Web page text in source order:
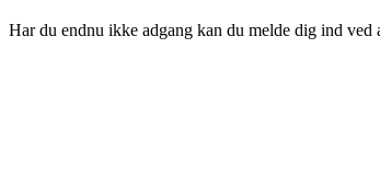
Har du endnu ikke adgang kan du melde dig ind ved